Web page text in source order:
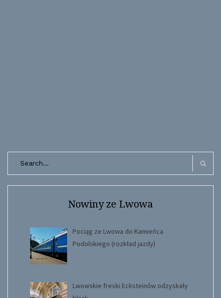
Search
Nowiny ze Lwowa
Pociąg ze Lwowa do Kamieńca
Podolskiego (rozkład jazdy)
Lwowskie freski Ecksteinów odzyskały